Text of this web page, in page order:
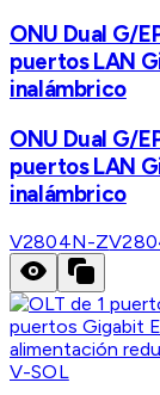
ONU Dual G/
puertos LAN
inalámbrico
ONU Dual G/
puertos LAN
inalámbrico
V2804N-Z
V-SOL